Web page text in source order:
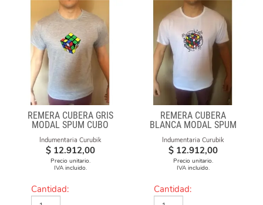
REMERA CUBERA GRIS
MODAL SPUM CUBO
Indumentaria Curubik
$ 12.912,00
Precio unitario.
IVA incluido.
Cantidad:
REMERA CUBERA
BLANCA MODAL SPUM
CUBO CON FORMULAS
Indumentaria Curubik
$ 12.912,00
Precio unitario.
IVA incluido.
Cantidad: